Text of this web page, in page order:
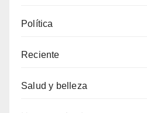
Política
Reciente
Salud y belleza